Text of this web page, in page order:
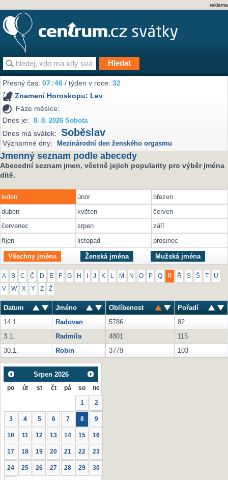
reklama
Přesný čas:07 46 / týden v roce:32
Znamení Horoskopu: Lev
Fáze měsíce:
Dnes je:
8. 8. 2026 Sobota
Dnes má svátek: Soběslav
Významné dny: Mezinárodní den ženského orgasmu
Jmenný seznam podle abecedy
Abecední seznam jmen, včetně jejich popularity pro výběr jména
dítě.
leden únor
březen
duben
květen
červen
červenec
srpen
září
říjen
listopad prosinec
Všechny jména Ženská jména Mužská jména
A B C Č D E F G H J K M N O P Q R Ř S Š U
V W X Y Z Ž
Datum Jméno Oblíbenost
Pořadí
14.1.
Radovan 5786
82
3.1.
Radmila 4801
115
30.1.
Robin 3779 103
Srpen 2026
po út st čt pá so ne
1 2
3 4 5 6 7 8 9
10 11 12 13 14 15 16
17 18 19 20 21 22 23
24 25 26 27 28 29 30